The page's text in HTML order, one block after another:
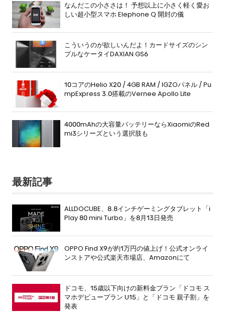
なんだこの小ささは！ 予想以上に小さく軽く愛お
しい超小型スマホ Elephone Q 開封の儀
こういうのが欲しいんだよ！カードサイズのシン
プルなケータイDAXIAN GS6
10コアのHelio X20 / 4GB RAM / IGZOパネル / Pu
mpExpress 3.0搭載のVernee Apollo Lite
4000mAhの大容量バッテリーならXiaomiのRed
mi3シリーズという選択肢も
最新記事
ALLDOCUBE、8.8インチゲーミングタブレット「i
Play 80 mini Turbo」を8月13日発売
OPPO Find X9が約1万円の値上げ！公式オンライ
ンストアや公式楽天市場店、Amazonにて
ドコモ、15歳以下向けの新料金プラン「ドコモ ス
マホデビュープラン U15」と「ドコモ 親子割」を
発表